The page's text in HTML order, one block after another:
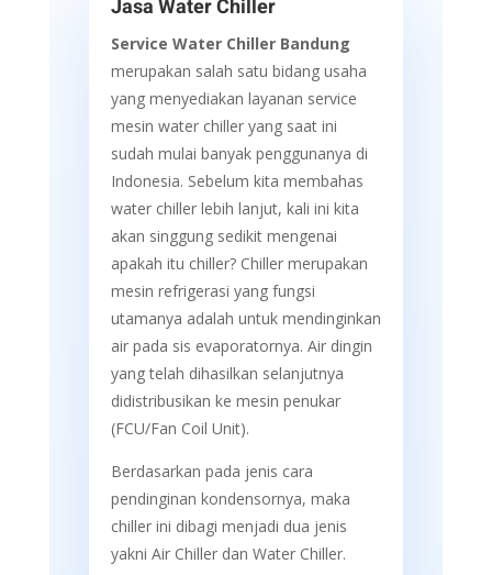
Jasa Water Chiller
Service Water Chiller Bandung
merupakan salah satu bidang usaha
yang menyediakan layanan service
mesin water chiller yang saat ini
sudah mulai banyak penggunanya di
Indonesia. Sebelum kita membahas
water chiller lebih lanjut, kali ini kita
akan singgung sedikit mengenai
apakah itu chiller? Chiller merupakan
mesin refrigerasi yang fungsi
utamanya adalah untuk mendinginkan
air pada sis evaporatornya. Air dingin
yang telah dihasilkan selanjutnya
didistribusikan ke mesin penukar
(FCU/Fan Coil Unit).
Berdasarkan pada jenis cara
pendinginan kondensornya, maka
chiller ini dibagi menjadi dua jenis
yakni Air Chiller dan Water Chiller.